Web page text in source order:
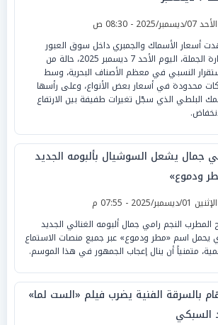
الأحد 07/ديسمبر/2025 - 08:30 ص
أسعار الأسماك والجمبري داخل سوق العبور
لتجارة الجملة، اليوم الأحد 7 ديسمبر 2025، حالة من
النسبي في معظم الأصناف البحرية، وسط
محدودة في أسعار بعض الأنواع، وعلى رأسها
البلطي الذي سجّل تغيرات طفيفة بين الارتفاع
جمال يشعل السوشيال بألبومه الجديد
ودموع»
الإثنين 01/ديسمبر/2025 - 07:55 م
المطرب النجم رامي جمال ألبومه الغنائي الجديد
يحمل اسم «مطر ودموع» عبر جميع منصات الاستماع
متمنياً أن ينال إعجاب الجمهور في هذا الموسم.
بالسرقة الفنية يضرب فيلم «الست لما»
السبكي